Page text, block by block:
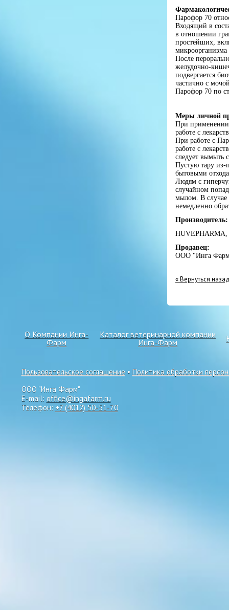
Парофор 70
Входящий в
в отношении
простейших,
микроорганизма
После
желудочно-
подвергается
частично с
Парофор 70 по
Меры личной
При применении
работе с
При работе с
работе с
следует вымыть
Пустую тару из-
бытовыми
Людям с
случайном
мылом. В случае
немедленно
Производитель:
HUVEPHARMA,
Продавец:
ООО "Инга
« Вернуться
О Компании Инга-
Фарм
Каталог ветеринарной компании
Инга-Фарм
Пользовательское соглашение • Политика обработки
ООО "Инга Фарм"
E-mail: office@ingafarm.ru
Телефон: +7 (4012) 50-51-70